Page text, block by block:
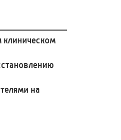
клиническом
на